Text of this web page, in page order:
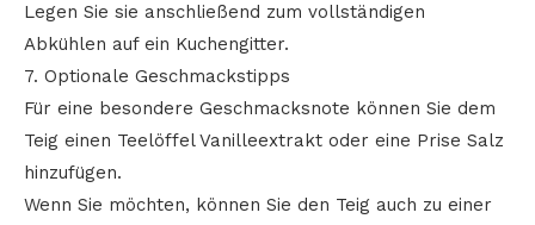
Legen Sie sie anschließend zum vollständigen
Abkühlen auf ein Kuchengitter.
7. Optionale Geschmackstipps
Für eine besondere Geschmacksnote können Sie dem
Teig einen Teelöffel Vanilleextrakt oder eine Prise Salz
hinzufügen.
Wenn Sie möchten, können Sie den Teig auch zu einer